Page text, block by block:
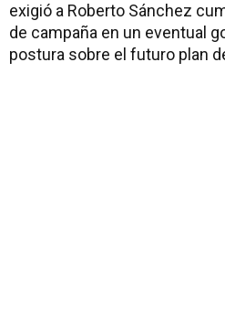
exigió a Roberto Sánchez
de campaña en un eventual
postura sobre el futuro plan